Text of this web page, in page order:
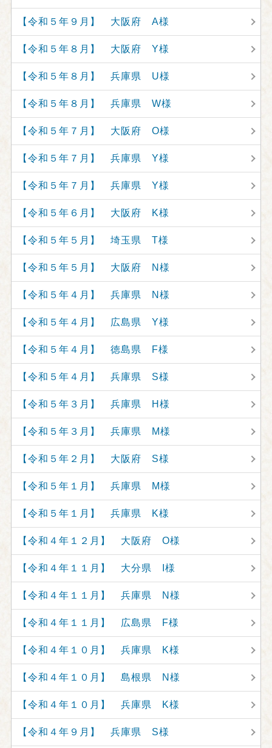
【令和５年９月】 大阪府 A様
【令和５年８月】 大阪府 Y様
【令和５年８月】 兵庫県 U様
【令和５年８月】 兵庫県 W様
【令和５年７月】 大阪府 O様
【令和５年７月】 兵庫県 Y様
【令和５年７月】 兵庫県 Y様
【令和５年６月】 大阪府 K様
【令和５年５月】 埼玉県 T様
【令和５年５月】 大阪府 N様
【令和５年４月】 兵庫県 N様
【令和５年４月】 広島県 Y様
【令和５年４月】 徳島県 F様
【令和５年４月】 兵庫県 S様
【令和５年３月】 兵庫県 H様
【令和５年３月】 兵庫県 M様
【令和５年２月】 大阪府 S様
【令和５年１月】 兵庫県 M様
【令和５年１月】 兵庫県 K様
【令和４年１２月】 大阪府 O様
【令和４年１１月】 大分県 I様
【令和４年１１月】 兵庫県 N様
【令和４年１１月】 広島県 F様
【令和４年１０月】 兵庫県 K様
【令和４年１０月】 島根県 N様
【令和４年１０月】 兵庫県 K様
【令和４年９月】 兵庫県 S様